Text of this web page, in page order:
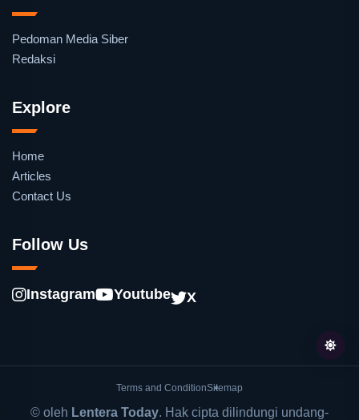
Pedoman Media Siber
Redaksi
Explore
Home
Articles
Contact Us
Follow Us
Instagram Youtube X
Terms and ConditionSitemap
© oleh Lentera Today. Hak cipta dilindungi undang-